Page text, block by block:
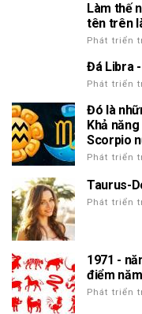
Làm thế
tên trên
Phát triển
Đá Libra
Phát triển
Đó là
Khả
Scorpio
Phát triển
Taurus-
Phát triển
1971 -
điểm
Phát triển